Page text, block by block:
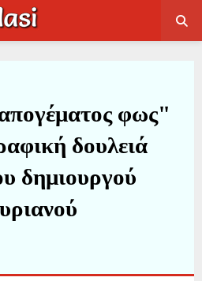
φως"
δουλειά
δημιουργού